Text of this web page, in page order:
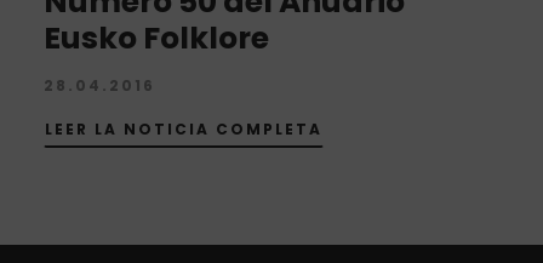
Eusko Folklore
28.04.2016
LEER LA NOTICIA COMPLETA